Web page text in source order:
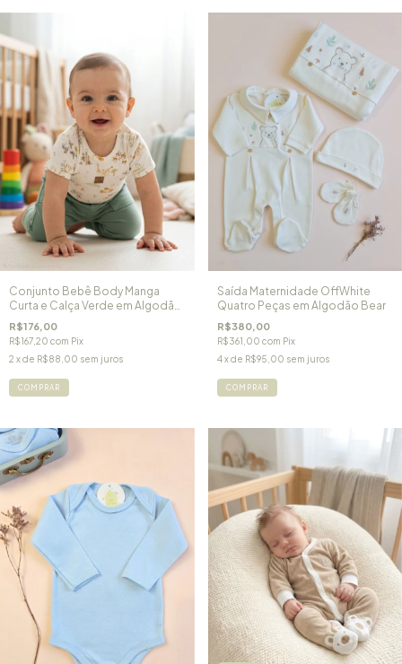
Conjunto Bebê Body Manga
Curta e Calça Verde em Algodão
Egípcio Selva
R$176,00
R$167,20 com Pix
2 x de R$88,00 sem juros
COMPRAR
Saída Maternidade OffWhite
Quatro Peças em Algodão Bear
R$380,00
R$361,00 com Pix
4 x de R$95,00 sem juros
COMPRAR